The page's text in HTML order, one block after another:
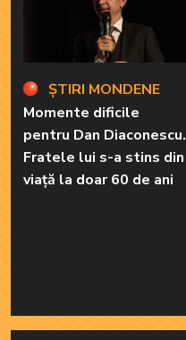
ȘTIRI MONDENE
Momente dificile
pentru Dan Diaconescu.
Fratele lui s-a stins din
viață la doar 60 de ani